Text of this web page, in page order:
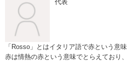
代表
「Rosso」とはイタリア語で赤という意味
赤は情熱の赤という意味でとらえており